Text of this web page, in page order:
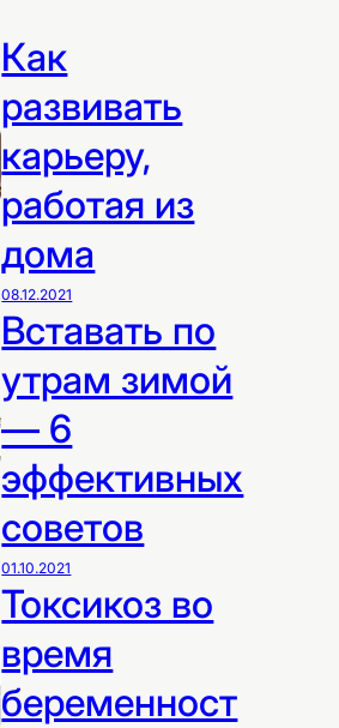
Как
развивать
карьеру,
работая из
дома
08.12.2021
Вставать по
утрам зимой
— 6
эффективных
советов
01.10.2021
Токсикоз во
время
беременност